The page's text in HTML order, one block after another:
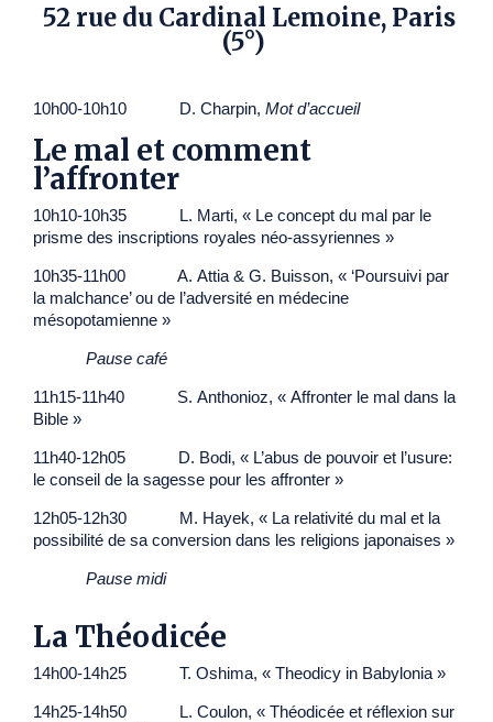
52 rue du Cardinal Lemoine, Paris
(5°)
10h00-10h10 D. Charpin, Mot d’accueil
Le mal et comment
l’affronter
10h10-10h35 L. Marti, « Le concept du mal par le
prisme des inscriptions royales néo-assyriennes »
10h35-11h00 A. Attia & G. Buisson, « ‘Poursuivi par
la malchance’ ou de l’adversité en médecine
mésopotamienne »
Pause café
11h15-11h40 S. Anthonioz, « Affronter le mal dans la
Bible »
11h40-12h05 D. Bodi, « L’abus de pouvoir et l’usure:
le conseil de la sagesse pour les affronter »
12h05-12h30 M. Hayek, « La relativité du mal et la
possibilité de sa conversion dans les religions japonaises »
Pause midi
La Théodicée
14h00-14h25 T. Oshima, « Theodicy in Babylonia »
14h25-14h50 L. Coulon, « Théodicée et réflexion sur